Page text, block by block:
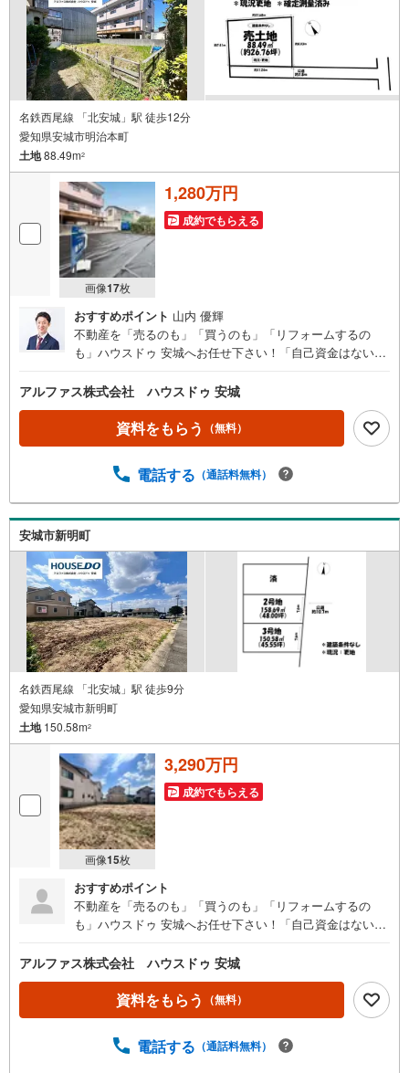
くださいませ！
名鉄西尾線 「北安城」駅 徒歩12分
愛知県安城市明治本町
土地88.49m2
画像17枚
1,280万円
成約でもらえる
おすすめポイント 山内 優輝
不動産を「売るのも」「買うのも」「リフォームするの
も」ハウスドゥ 安城へお任せ下さい！「自己資金はないけ
談ください！物件の内覧以外でも、住宅ローンの相談や、
資金計画、不動産購入に関するお悩みなどもご相談承りま
す。（安城市以外のエリアも対応可能！）お客様の不動産
に関するお悩みごとやお困りごと、物件の内覧以外でも、
る？」等住宅ローンの相談や、資金計画、不動産購入に関
分＆キッズコーナー完備 お気軽にお電話・ご来店お待ちし
ております！-------------------
アルファス株式会社 ハウスドゥ 安城
資料をもらう （無料）
電話する （通話料無料）
安城市新明町
名鉄西尾線 「北安城」駅 徒歩9分
愛知県安城市新明町
土地150.58m2
画像15枚
3,290万円
成約でもらえる
おすすめポイント
不動産を「売るのも」「買うのも」「リフォームするの
も」ハウスドゥ 安城へお任せ下さい！「自己資金はないけ
談ください！物件の内覧以外でも、住宅ローンの相談や、
資金計画、不動産購入に関するお悩みなどもご相談承りま
す。（安城市以外のエリアも対応可能！）お客様の不動産
に関するお悩みごとやお困りごと、物件の内覧以外でも、
る？」等住宅ローンの相談や、資金計画、不動産購入に関
アルファス株式会社 ハウスドゥ 安城
資料をもらう （無料）
電話する （通話料無料）